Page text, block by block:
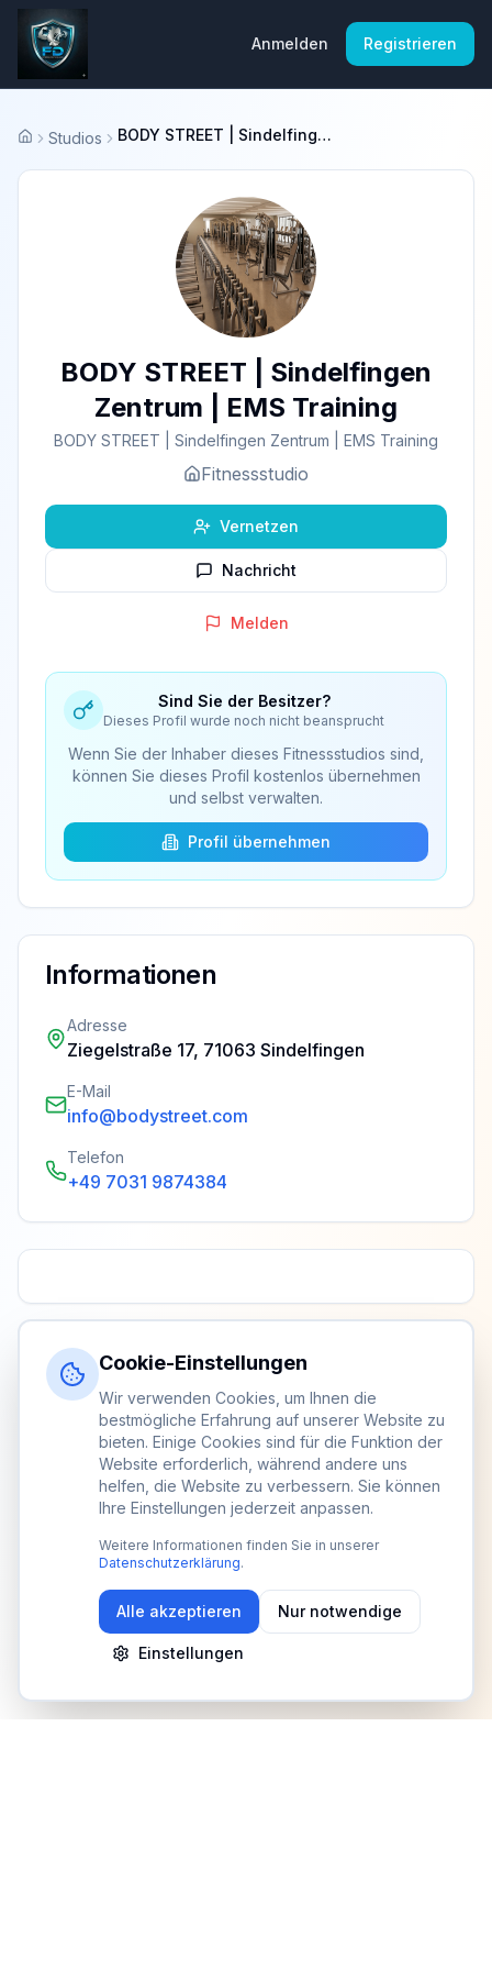
Anmelden Registrieren
Startseite
Studios BODY STREET | Sindelfingen Zentrum | EMS Training
BODY STREET | Sindelfingen
Zentrum | EMS Training
BODY STREET | Sindelfingen Zentrum | EMS Training
Fitnessstudio
Vernetzen
Nachricht
Melden
Sind Sie der Besitzer?
Dieses Profil wurde noch nicht beansprucht
Wenn Sie der Inhaber dieses Fitnessstudios sind,
können Sie dieses Profil kostenlos übernehmen
und selbst verwalten.
Profil übernehmen
Informationen
Adresse
Ziegelstraße 17, 71063 Sindelfingen
E-Mail
info@bodystreet.com
Telefon
+49 7031 9874384
Cookie-Einstellungen
Wir verwenden Cookies, um Ihnen die
bestmögliche Erfahrung auf unserer Website zu
bieten. Einige Cookies sind für die Funktion der
Website erforderlich, während andere uns
helfen, die Website zu verbessern. Sie können
Ihre Einstellungen jederzeit anpassen.
Weitere Informationen finden Sie in unserer
Datenschutzerklärung.
Alle akzeptieren Nur notwendige
Einstellungen